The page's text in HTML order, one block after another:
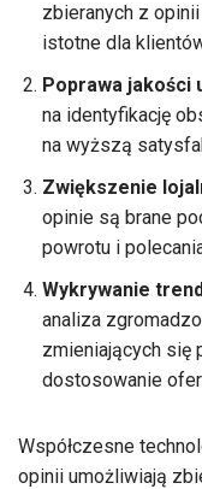
zbieranych z
istotne dla
Poprawa jakości
na identyfikację
na wyższą
Zwiększenie
opinie są brane
powrotu i
Wykrywanie
analiza
zmieniających się
dostosowanie
Współczesne
opinii umożliwiają